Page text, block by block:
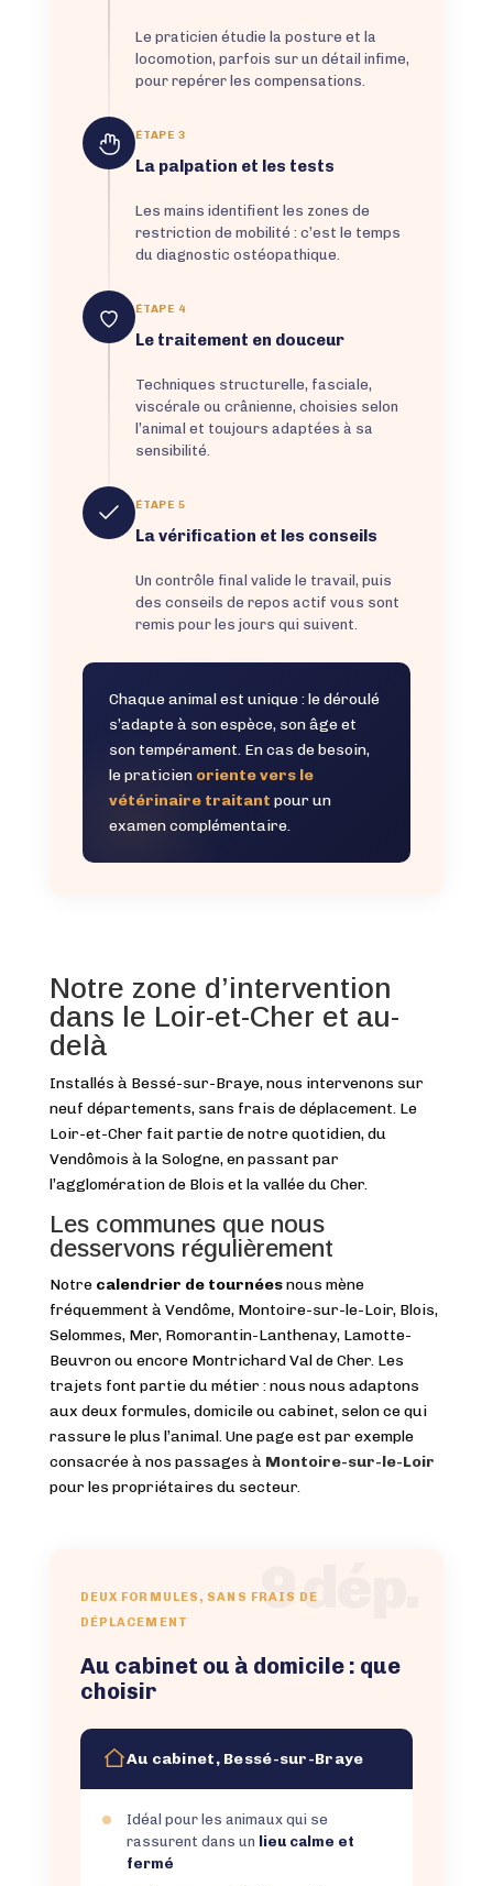
Le praticien étudie la posture et la
locomotion, parfois sur un détail infime,
pour repérer les compensations.
ÉTAPE 3
La palpation et les tests
Les mains identifient les zones de
restriction de mobilité : c’est le temps
du diagnostic ostéopathique.
ÉTAPE 4
Le traitement en douceur
Techniques structurelle, fasciale,
viscérale ou crânienne, choisies selon
l’animal et toujours adaptées à sa
sensibilité.
ÉTAPE 5
La vérification et les conseils
Un contrôle final valide le travail, puis
des conseils de repos actif vous sont
remis pour les jours qui suivent.
Chaque animal est unique : le déroulé
s’adapte à son espèce, son âge et
son tempérament. En cas de besoin,
le praticien oriente vers le
vétérinaire traitant pour un
examen complémentaire.
Notre zone d’intervention
dans le Loir-et-Cher et au-
delà
Installés à Bessé-sur-Braye, nous intervenons sur
neuf départements, sans frais de déplacement. Le
Loir-et-Cher fait partie de notre quotidien, du
Vendômois à la Sologne, en passant par
l’agglomération de Blois et la vallée du Cher.
Les communes que nous
desservons régulièrement
Notre calendrier de tournéesnous mène
fréquemment à Vendôme, Montoire-sur-le-Loir, Blois,
Selommes, Mer, Romorantin-Lanthenay, Lamotte-
Beuvron ou encore Montrichard Val de Cher. Les
trajets font partie du métier : nous nous adaptons
aux deux formules, domicile ou cabinet, selon ce qui
rassure le plus l’animal. Une page est par exemple
consacrée à nos passages à Montoire-sur-le-Loir
pour les propriétaires du secteur.
9 dép.
DEUX FORMULES, SANS FRAIS DE
DÉPLACEMENT
Au cabinet ou à domicile : que
choisir
Au cabinet, Bessé-sur-Braye
Idéal pour les animaux qui se
rassurent dans un lieu calme et
fermé